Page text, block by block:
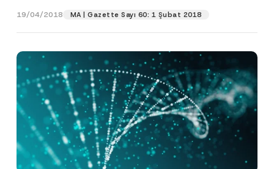
19/04/2018 MA | Gazette Sayı 60: 1 Şubat 2018